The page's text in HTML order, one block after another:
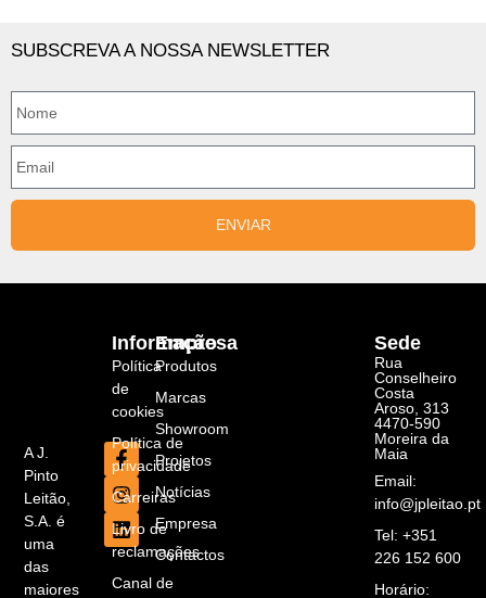
SUBSCREVA A NOSSA NEWSLETTER
ENVIAR
A J.
Pinto
Leitão,
S.A. é
uma
das
maiores
Empresa
Produtos
Marcas
Showroom
Projetos
Notícias
Empresa
Contactos
Informação
Política
de
cookies
Política de
privacidade
Carreiras
Livro de
reclamações
Canal de
Sede
Rua
Conselheiro
Costa
Aroso, 313
4470-590
Moreira da
Maia
Email:
info@jpleitao.pt
Tel: +351
226 152 600
Horário: